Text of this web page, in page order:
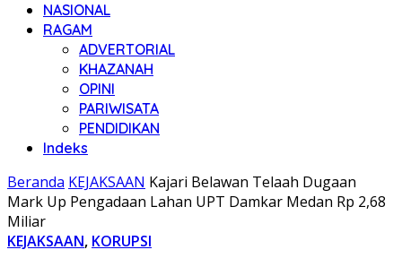
NASIONAL
RAGAM
ADVERTORIAL
KHAZANAH
OPINI
PARIWISATA
PENDIDIKAN
Indeks
Beranda KEJAKSAAN Kajari Belawan Telaah Dugaan
Mark Up Pengadaan Lahan UPT Damkar Medan Rp 2,68
Miliar
KEJAKSAAN, KORUPSI